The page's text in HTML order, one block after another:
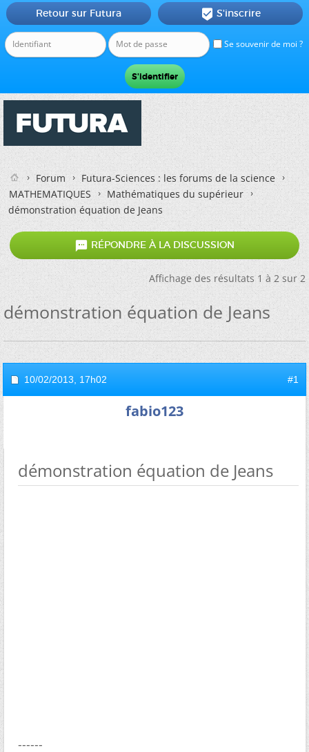
Se souvenir de moi ?
Retour sur Futura  S'inscrire
Forum
Futura-Sciences : les forums de la science
MATHEMATIQUES
Mathématiques du supérieur
démonstration équation de Jeans
 RÉPONDRE À LA DISCUSSION
Affichage des résultats 1 à 2 sur 2
démonstration équation de Jeans
10/02/2013, 17h02 #1
fabio123
démonstration équation de Jeans
------